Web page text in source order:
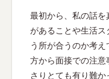
最初から、私の話を
があることや生活
う所が合うのか考
方から面接での注
さりとても有り難